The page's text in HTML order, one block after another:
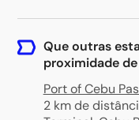
Que outras
proximidade
Port of Cebu
2 km de